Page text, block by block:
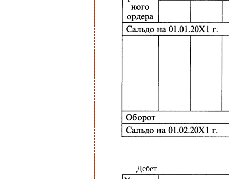
Дебет